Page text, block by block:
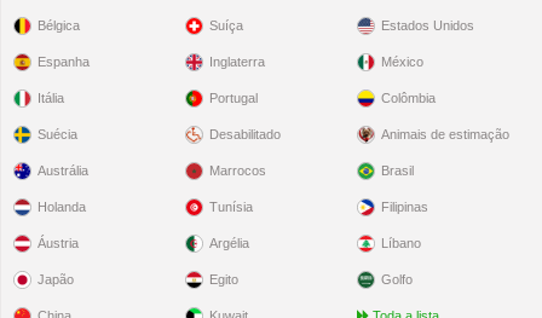
Bélgica
Espanha
Itália
Suécia
Suíça
Inglaterra
Portugal
Desabilitado
Estados Unidos
México
Colômbia
Animais de estimação
Austrália
Holanda
Áustria
Japão
Marrocos
Tunísia
Argélia
Egito
Brasil
Filipinas
Líbano
Golfo